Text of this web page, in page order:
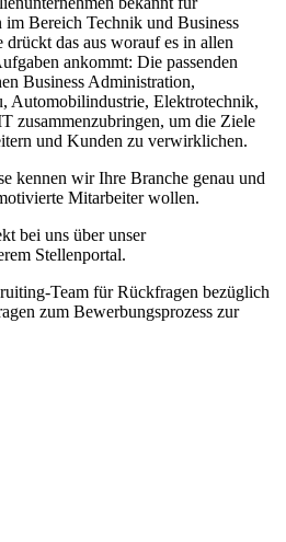
im Bereich Technik und Business
das aus worauf es in allen
ankommt: Die passenden
Business Administration,
Automobilindustrie, Elektrotechnik,
zusammenzubringen, um die Ziele
und Kunden zu verwirklichen.
kennen wir Ihre Branche genau und
Mitarbeiter wollen.
bei uns über unser
Stellenportal.
Team für Rückfragen bezüglich
zum Bewerbungsprozess zur